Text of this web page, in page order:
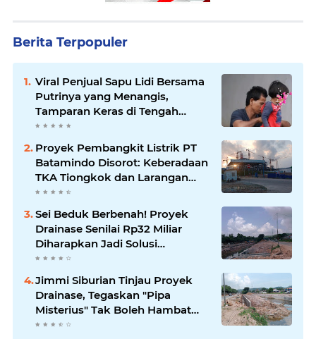
Berita Terpopuler
Viral Penjual Sapu Lidi Bersama
Putrinya yang Menangis,
Tamparan Keras di Tengah
Maraknya Korupsi
Proyek Pembangkit Listrik PT
Batamindo Disorot: Keberadaan
TKA Tiongkok dan Larangan
Liputan Wartawan Jadi
Perhatian
Sei Beduk Berbenah! Proyek
Drainase Senilai Rp32 Miliar
Diharapkan Jadi Solusi
Permanen Atasi Banjir
Jimmi Siburian Tinjau Proyek
Drainase, Tegaskan "Pipa
Misterius" Tak Boleh Hambat
Pembangunan di Sei Beduk